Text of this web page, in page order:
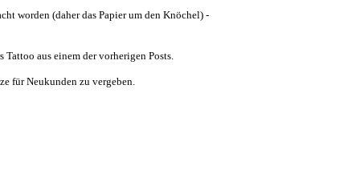
worden (daher das Papier um den Knöchel) -
Tattoo aus einem der vorherigen Posts.
für Neukunden zu vergeben.